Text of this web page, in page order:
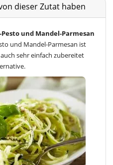
dieser Zutat haben
und Mandel-Parmesan
und Mandel-Parmesan ist
sehr einfach zubereitet